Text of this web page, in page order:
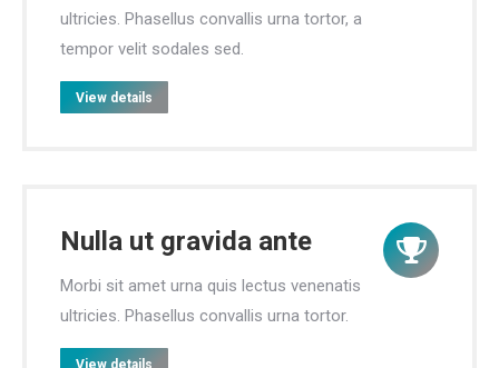
ultricies. Phasellus convallis urna tortor, a
tempor velit sodales sed.
View details
Nulla ut gravida ante
Morbi sit amet urna quis lectus venenatis
ultricies. Phasellus convallis urna tortor.
View details